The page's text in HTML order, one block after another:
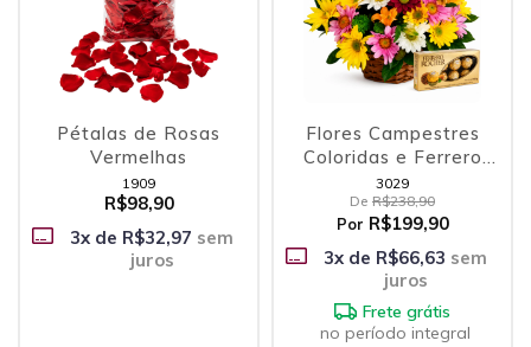
Pétalas de Rosas
Vermelhas
1909
R$98,90
3x de R$32,97 sem
juros
Flores Campestres
Coloridas e Ferrero
Rocher
3029
De R$238,90
Por R$199,90
3x de R$66,63 sem
juros
Frete grátis
no período integral